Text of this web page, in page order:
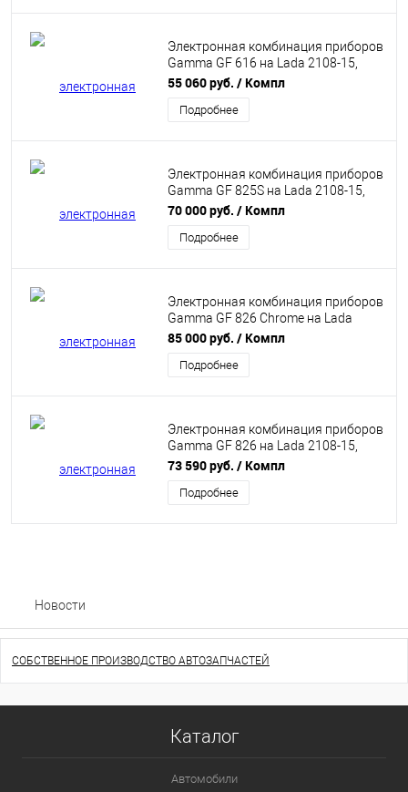
Электронная комбинация приборов
Gamma GF 616 на Lada 2108-15,
2110-12
55 060 руб. / Компл
Подробнее
Электронная комбинация приборов
Gamma GF 825S на Lada 2108-15,
2110-12
70 000 руб. / Компл
Подробнее
Электронная комбинация приборов
Gamma GF 826 Chrome на Lada
2108-15, 2110-12, Niva Chevrolet
85 000 руб. / Компл
Подробнее
Электронная комбинация приборов
Gamma GF 826 на Lada 2108-15,
2110-12
73 590 руб. / Компл
Подробнее
Новости
СОБСТВЕННОЕ ПРОИЗВОДСТВО АВТОЗАПЧАСТЕЙ
Каталог
Автомобили